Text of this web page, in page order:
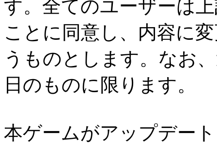
す。全てのユーザーは
ことに同意し、内容に
うものとします。なお
日のものに限ります。
本ゲームがアップデー